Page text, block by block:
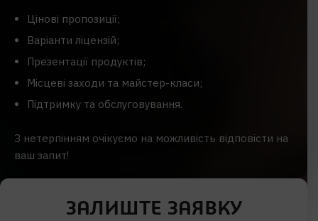
Цінові пропозиції;
Варіанти ліцензій;
Презентації продуктів;
Місцеві заходи та майстер-класи;
Підтримку та обслуговування.
З нетерпінням очікуємо на можливість відповісти на
ваш запит!
ЗАЛИШТЕ ЗАЯВКУ